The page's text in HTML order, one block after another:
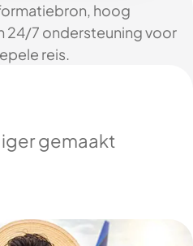
hoog
24/7 ondersteuning voor
reis.
gemaakt